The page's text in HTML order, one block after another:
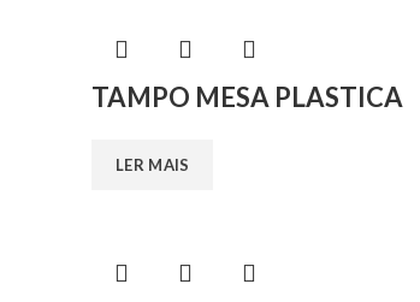
TAMPO MESA PLASTICA
LER MAIS